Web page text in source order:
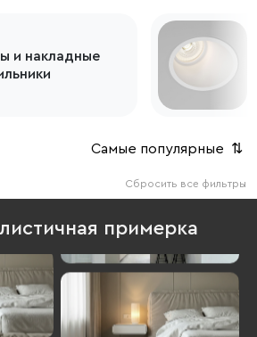
и накладные
Самые популярные ⇅
Сбросить все фильтры
примерка